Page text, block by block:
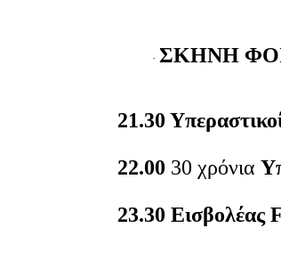
· ΣΚΗΝΗ
21.30
22.00 30 χρόνια
23.30 Εισβολέας